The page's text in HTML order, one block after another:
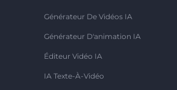
Générateur De Vidéos IA
Générateur D'animation IA
Éditeur Vidéo IA
IA Texte-À-Vidéo